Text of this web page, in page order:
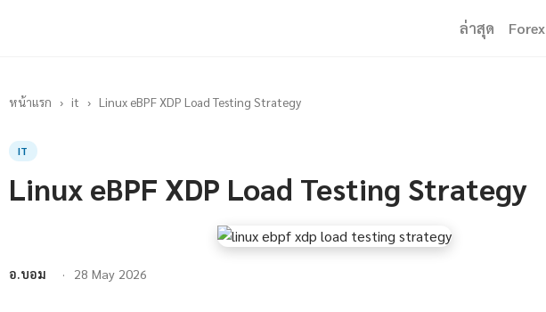
ล่าสุด Forex
หน้าแรก › it › Linux eBPF XDP Load Testing Strategy
IT
Linux eBPF XDP Load Testing Strategy
อ.บอม 28 May 2026